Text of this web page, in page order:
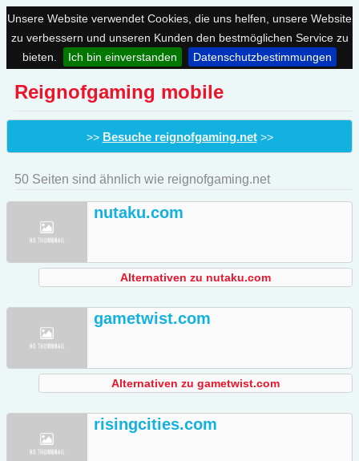
Unsere Website verwendet Cookies, die uns helfen, unsere Website
zu verbessern und unseren Kunden den bestmöglichen Service zu
bieten.
Ich bin einverstanden Datenschutzbestimmungen
Reignofgaming mobile
>> Besuche reignofgaming.net>>
50 Seiten sind ähnlich wie reignofgaming.net
nutaku.com
Alternativen zu nutaku.com
gametwist.com
Alternativen zu gametwist.com
risingcities.com